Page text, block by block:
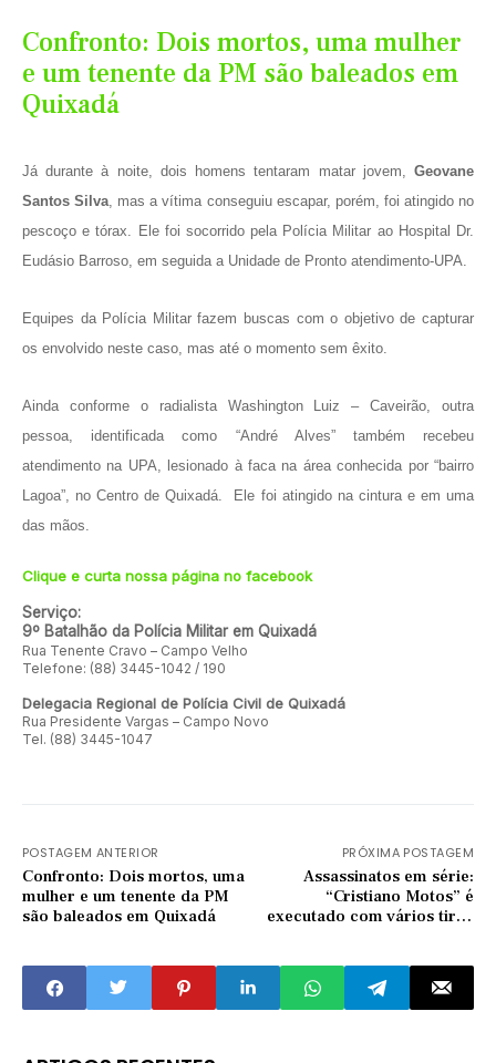
Confronto: Dois mortos, uma mulher
e um tenente da PM são baleados em
Quixadá
Já durante à noite, dois homens tentaram matar jovem, Geovane
Santos Silva, mas a vítima conseguiu escapar, porém, foi atingido no
pescoço e tórax. Ele foi socorrido pela Polícia Militar ao Hospital Dr.
Eudásio Barroso, em seguida a Unidade de Pronto atendimento-UPA.
Equipes da Polícia Militar fazem buscas com o objetivo de capturar
os envolvido neste caso, mas até o momento sem êxito.
Ainda conforme o radialista Washington Luiz – Caveirão, outra
pessoa, identificada como “André Alves” também recebeu
atendimento na UPA, lesionado à faca na área conhecida por “bairro
Lagoa”, no Centro de Quixadá. Ele foi atingido na cintura e em uma
das mãos.
Clique e curta nossa página no facebook
Serviço:
9º Batalhão da Polícia Militar em Quixadá
Rua Tenente Cravo – Campo Velho
Telefone: (88) 3445-1042 / 190
Delegacia Regional de Polícia Civil de Quixadá
Rua Presidente Vargas – Campo Novo
Tel. (88) 3445-1047
POSTAGEM ANTERIOR
Confronto: Dois mortos, uma
mulher e um tenente da PM
são baleados em Quixadá
PRÓXIMA POSTAGEM
Assassinatos em série:
“Cristiano Motos” é
executado com vários tiros